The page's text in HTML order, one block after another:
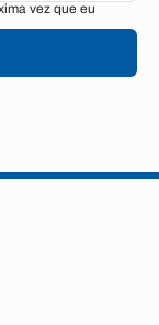
vez que eu